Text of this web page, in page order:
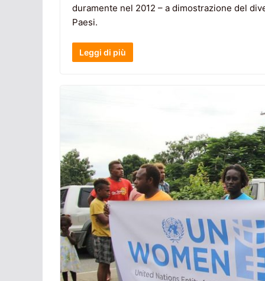
duramente nel 2012 – a dimostrazione del
Paesi.
Leggi di più